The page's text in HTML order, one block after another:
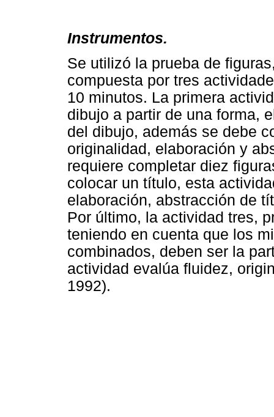
Instrumentos.
Se utilizó la prueba de
compuesta por tres
10 minutos. La primera
dibujo a partir de una forma,
del dibujo, además se debe
originalidad, elaboración y
requiere completar diez
colocar un título, esta
elaboración, abstracción de
Por último, la actividad tres,
teniendo en cuenta que los
combinados, deben ser la
actividad evalúa fluidez,
1992).